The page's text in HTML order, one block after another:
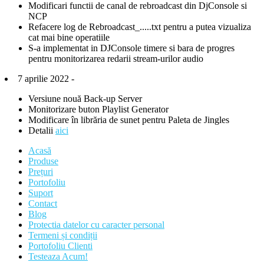
Modificari functii de canal de rebroadcast din DjConsole si
NCP
Refacere log de Rebroadcast_.....txt pentru a putea vizualiza
cat mai bine operatiile
S-a implementat in DJConsole timere si bara de progres
pentru monitorizarea redarii stream-urilor audio
7 aprilie 2022 -
Versiune nouă Back-up Server
Monitorizare buton Playlist Generator
Modificare în librăria de sunet pentru Paleta de Jingles
Detalii aici
Acasă
Produse
Prețuri
Portofoliu
Suport
Contact
Blog
Protectia datelor cu caracter personal
Termeni și condiții
Portofoliu Clienti
Testeaza Acum!